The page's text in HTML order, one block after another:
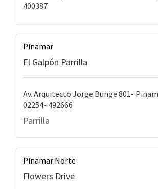
400387
Pinamar
El Galpón Parrilla
Av. Arquitecto Jorge Bunge 801-
02254- 492666
Parrilla
Pinamar Norte
Flowers Drive